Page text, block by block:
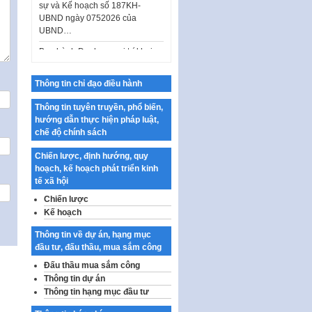
UBND ngày 0752026 của
UBND…
Ban hành Danh mục vị trí khai
Kế hoạch Tổ chức Cuộc thi
chính luận về bảo vệ nền tảng tư
tưởng của Đảng…
Công bố công khai dự toán kinh
phí xây dựng pháp luật, hoàn
thiện thể chế, chính…
Quy định về nghiên cứu, ứng
dụng khoa học, công nghệ, đổi
mới sáng tạo và chuyển…
Quy định chi tiết và hướng dẫn
thi hành một số điều của Luật Lý
lịch tư…
Sửa đổi, bổ sung một số nội
dung tại Nghị quyết số 30/NQ-
CP ngày 24 tháng 02…
Thông tin chỉ đạo điều hành
Thông tin tuyên truyền, phổ biến,
hướng dẫn thực hiện pháp luật,
chế độ chính sách
Chiến lược, định hướng, quy
hoạch, kế hoạch phát triển kinh
tế xã hội
Chiến lược
Kế hoạch
Thông tin về dự án, hạng mục
đầu tư, đấu thầu, mua sắm công
Đấu thầu mua sắm công
Thông tin dự án
Thông tin hạng mục đầu tư